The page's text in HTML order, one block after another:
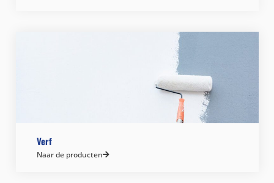
Verf
Naar de producten